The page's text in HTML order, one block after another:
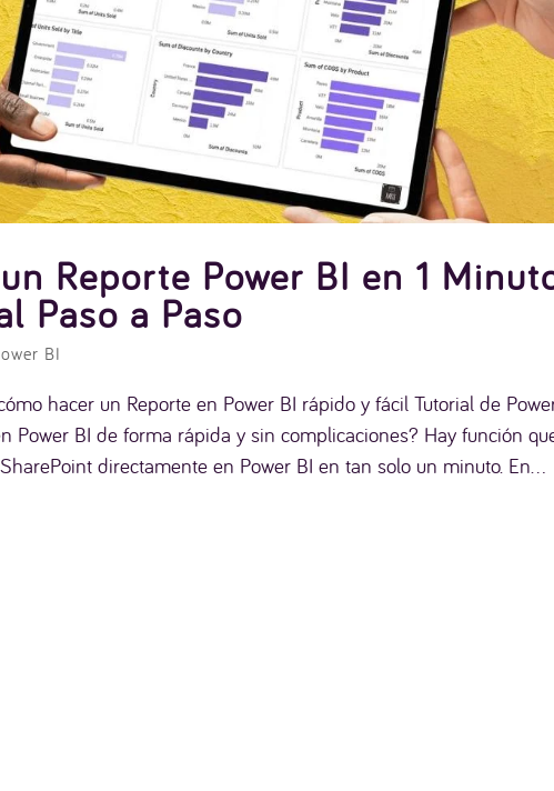
Reporte Power BI en 1
Paso a Paso
BI
hacer un Reporte en Power BI rápido y fácil Tutorial de
Power BI de forma rápida y sin complicaciones? Hay función
directamente en Power BI en tan solo un minuto. En...